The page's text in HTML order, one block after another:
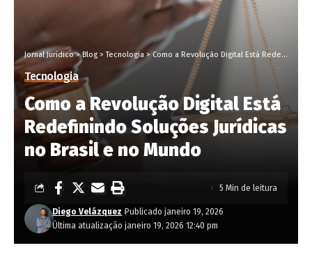
Jornal Jurídico>Blog >Tecnologia> Como a Revolução Digital Está Redefinindo Soluções Jurídicas no Brasil e no Mundo
Tecnologia
Como a Revolução Digital Está
Redefinindo Soluções Jurídicas
no Brasil e no Mundo
Última atualização janeiro 19, 2026 12:40 pm
Diego Velázquez Publicado janeiro 19, 2026
5 Min de leitura